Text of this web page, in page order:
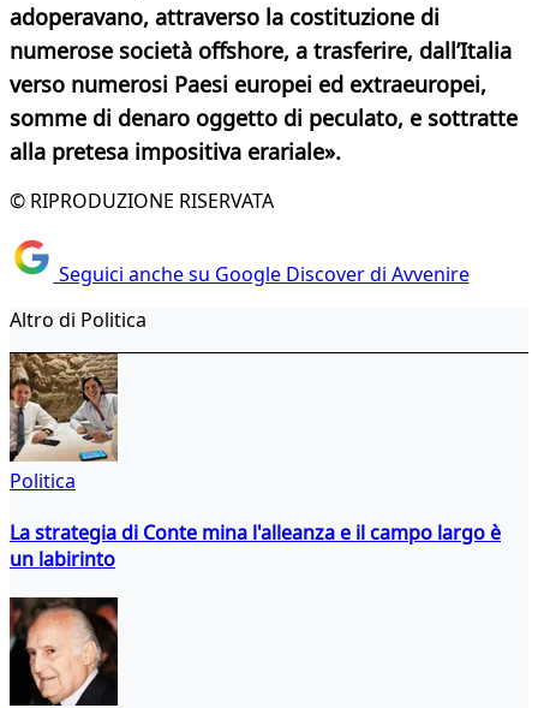
adoperavano, attraverso la costituzione di
numerose società offshore, a trasferire, dall’Italia
verso numerosi Paesi europei ed extraeuropei,
somme di denaro oggetto di peculato, e sottratte
alla pretesa impositiva erariale».
© RIPRODUZIONE RISERVATA
Seguici anche su Google Discover di Avvenire
Altro di Politica
Politica
La strategia di Conte mina l'alleanza e il campo largo è
un labirinto